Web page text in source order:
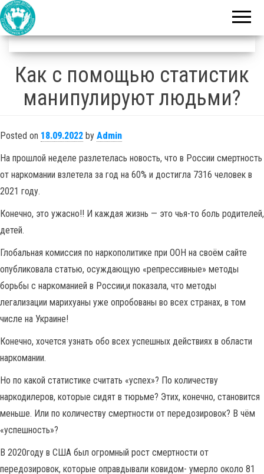
наркотиков
и алкоголя
Как с помощью статистик
манипулируют людьми?
Posted on 18.09.2022 by Admin
На прошлой неделе разлетелась новость, что в России смертность
от наркомании взлетела за год на 60% и достигла 7316 человек в
2021 году.
Конечно, это ужасно!! И каждая жизнь — это чья-то боль родителей,
детей.
Глобальная комиссия по наркополитике при ООН на своём сайте
опубликовала статью, осуждающую «репрессивные» методы
борьбы с наркоманией в России,и показала, что методы
легализации марихуаны уже опробованы во всех странах, в том
числе на Украине!
Конечно, хочется узнать обо всех успешных действиях в области
наркомании.
Но по какой статистике считать «успех»? По количеству
наркодилеров, которые сидят в тюрьме? Этих, конечно, становится
меньше. Или по количеству смертности от передозировок? В чём
«успешность»?
В 2020году в США был огромный рост смертности от
передозировок, которые оправдывали ковидом- умерло около 81